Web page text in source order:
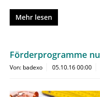
Mehr lesen
Förderprogramme
Von: badexo 05.10.16 00:00